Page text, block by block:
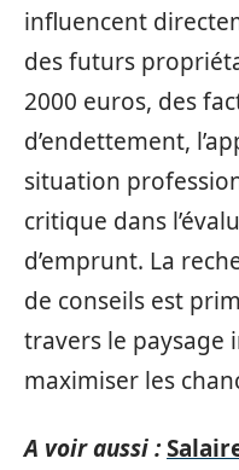
influencent
des futurs
2000 euros, des
d’endettement,
situation
critique dans
d’emprunt. La
de conseils est
travers le paysage
maximiser les
A voir aussi :